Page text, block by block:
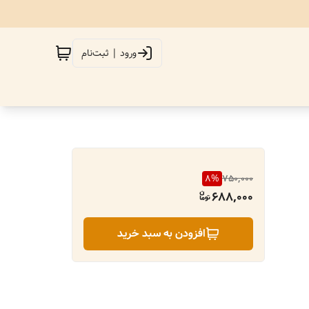
ورود | ثبت‌نام
750,000
8%
688,000
افزودن به سبد خرید